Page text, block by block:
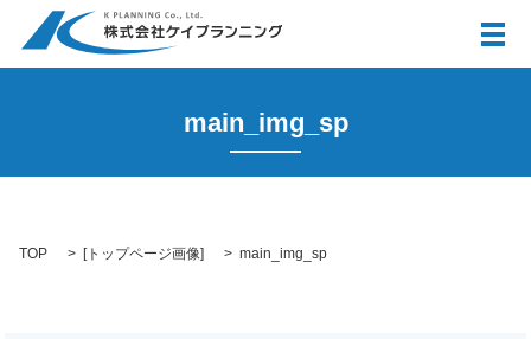
メ
main_img_sp
TOP [トップページ画像] main_img_sp